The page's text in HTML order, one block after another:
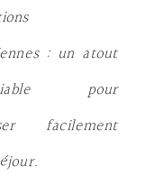
: un atout
pour
facilement